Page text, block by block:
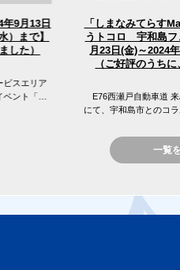
9月13日
）まで】
した）
スエリア
ント「え
「しまなみてらす
うトコロ 宇和島フ
月23日(金)～2024
（ご好評のうち
E76西瀬戸自動車道
にて、宇和島市とのコ
ロ 宇和島フェア〜」
一覧